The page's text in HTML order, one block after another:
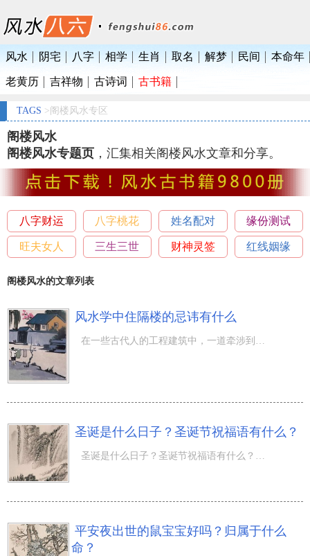
风水 阴宅 八字 相学 生肖 取名 解梦 民间 本命年
老黄历 吉祥物 古诗词 古书籍
TAGS >阁楼风水专区
阁楼风水
阁楼风水专题页 ，汇集相关阁楼风水文章和分享。
八字财运 八字桃花 姓名配对 缘份测试
旺夫女人 三生三世 财神灵签 红线姻缘
阁楼风水的文章列表
风水学中住隔楼的忌讳有什么
在一些古代人的工程建筑中，一道牵涉到房子之时一般都是会有一个隔楼，在她们的眼里隔楼能够说成不可或缺的
圣诞是什么日子？圣诞节祝福语有什么？
圣诞是什么日子？圣诞节祝福语有什么？“数九寒天”指的是年以前最凉的三个月，寒月是十月，冬月是十一月，
平安夜出世的鼠宝宝好吗？归属于什么
命？